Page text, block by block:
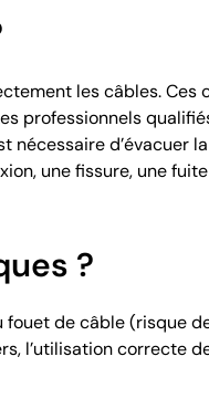
les câbles. Ces
professionnels
nécessaire d’évacuer
une fissure, une
?
fouet de câble(risque
l’utilisation correcte